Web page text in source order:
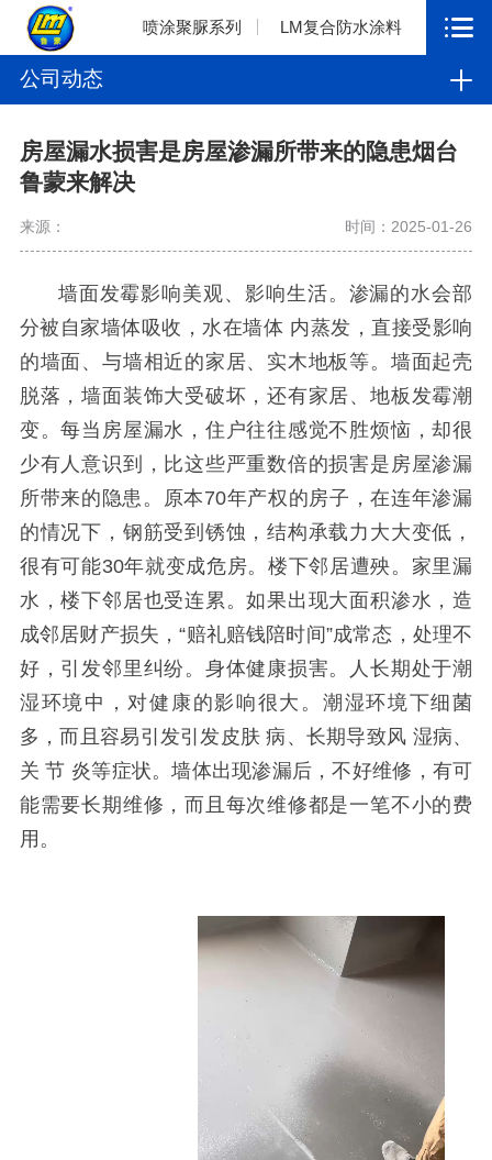
喷涂聚脲系列 LM复合防水涂料
公司动态
房屋漏水损害是房屋渗漏所带来的隐患烟台
鲁蒙来解决
来源： 时间：2025-01-26
墙面发霉影响美观、影响生活。渗漏的水会部
分被自家墙体吸收，水在墙体 内蒸发，直接受影响
的墙面、与墙相近的家居、实木地板等。墙面起壳
脱落，墙面装饰大受破坏，还有家居、地板发霉潮
变。每当房屋漏水，住户往往感觉不胜烦恼，却很
少有人意识到，比这些严重数倍的损害是房屋渗漏
所带来的隐患。原本70年产权的房子，在连年渗漏
的情况下，钢筋受到锈蚀，结构承载力大大变低，
很有可能30年就变成危房。楼下邻居遭殃。家里漏
水，楼下邻居也受连累。如果出现大面积渗水，造
成邻居财产损失，“赔礼赔钱陪时间”成常态，处理不
好，引发邻里纠纷。身体健康损害。人长期处于潮
湿环境中，对健康的影响很大。潮湿环境下细菌
多，而且容易引发引发皮肤 病、长期导致风 湿病、
关 节 炎等症状。墙体出现渗漏后，不好维修，有可
能需要长期维修，而且每次维修都是一笔不小的费
用。